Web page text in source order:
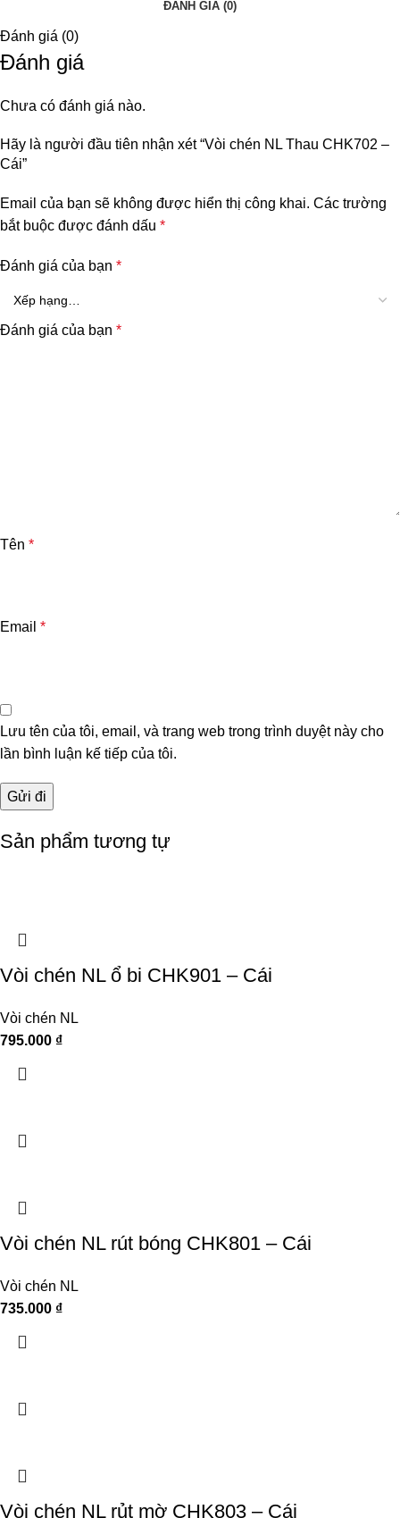
ĐÁNH GIÁ (0)
Đánh giá (0)
Đánh giá
Chưa có đánh giá nào.
Hãy là người đầu tiên nhận xét “Vòi chén NL Thau CHK702 –
Cái”
Email của bạn sẽ không được hiển thị công khai. Các trường
bắt buộc được đánh dấu *
Đánh giá của bạn *
Đánh giá của bạn *
Tên *
Email *
Lưu tên của tôi, email, và trang web trong trình duyệt này cho
lần bình luận kế tiếp của tôi.
Sản phẩm tương tự
Vòi chén NL ổ bi CHK901 – Cái
Vòi chén NL
795.000 ₫
Vòi chén NL rút bóng CHK801 – Cái
Vòi chén NL
735.000 ₫
Vòi chén NL rủt mờ CHK803 – Cái